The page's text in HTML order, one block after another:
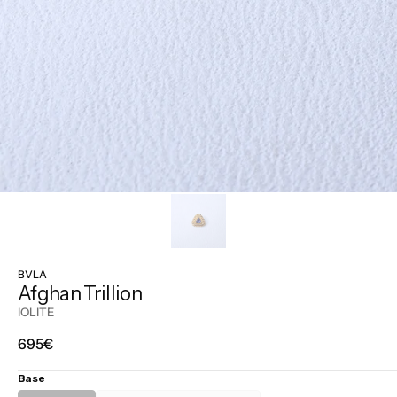
BVLA
Afghan Trillion
IOLITE
Prix
695€
Base